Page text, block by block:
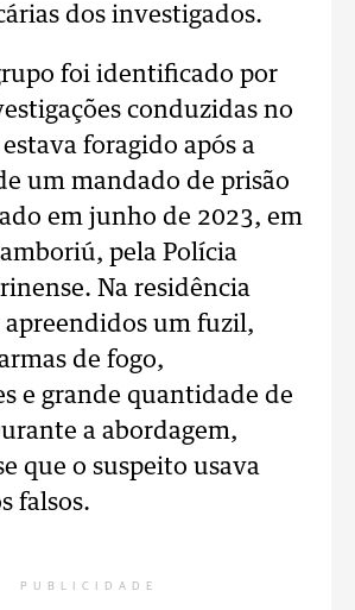
dos investigados.
foi identificado por
conduzidas no
foragido após a
um mandado de prisão
em junho de 2023, em
pela Polícia
Na residência
apreendidos um fuzil,
de fogo,
e grande quantidade de
a abordagem,
que o suspeito usava
falsos.
PUBLICIDADE